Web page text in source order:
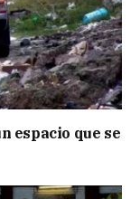
espacio que se